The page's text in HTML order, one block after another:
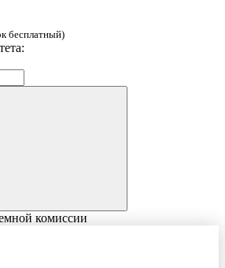
бесплатный)
комиссии